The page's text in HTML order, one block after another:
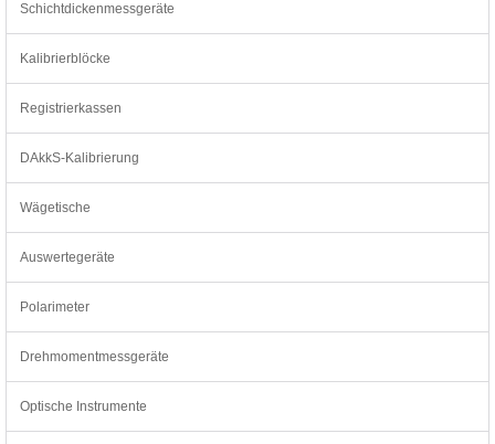
Schichtdickenmessgeräte
Kalibrierblöcke
Registrierkassen
DAkkS-Kalibrierung
Wägetische
Auswertegeräte
Polarimeter
Drehmomentmessgeräte
Optische Instrumente